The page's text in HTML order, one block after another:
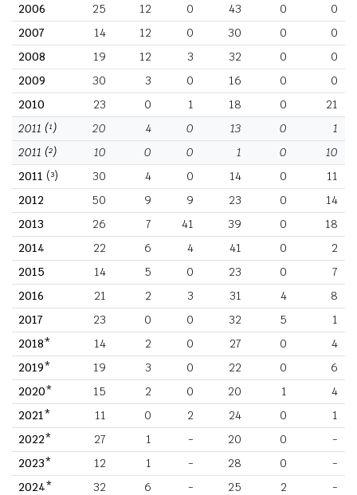
2006
25 12 0 43 0
0
2007
14 12 0 30 0
0
2008
19 12 3 32 0
0
2009
30 3 0 16 0
0
2010
23 0 1 18 0
21
2011 (¹) 20 4 0 13 0
1
2011 (²) 10 0 0 1 0
10
2011 (³) 30 4 0 14 0
11
2012
50 9 9 23 0
14
2013
26 7 41 39 0
18
2014
22 6 4 41 0
2
2015
14 5 0 23 0
7
2016
21 2 3 31 4
8
2017
23 0 0 32 5
1
2018*
14 2 0 27 0
4
2019*
19 3 0 22 0
6
2020*
15 2 0 20 1
4
2021*
11 0 2 24 0
1
2022*
27 1 - 20 0
-
2023*
12 1 - 28 0
-
2024*
32 6 - 25 2 -